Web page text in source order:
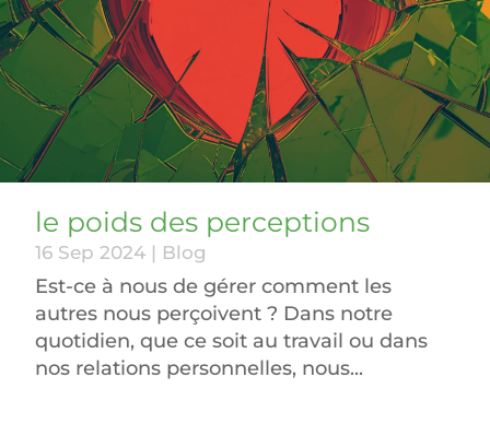
le poids des perceptions
16 Sep 2024 | Blog
Est-ce à nous de gérer comment les
autres nous perçoivent ? Dans notre
quotidien, que ce soit au travail ou dans
nos relations personnelles, nous...